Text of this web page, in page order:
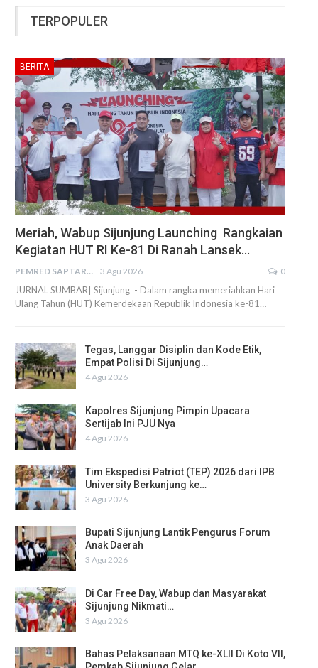
TERPOPULER
BERITA
Meriah, Wabup Sijunjung Launching Rangkaian
Kegiatan HUT RI Ke-81 Di Ranah Lansek…
PEMRED SAPTARIUS 3 Agu 2026 0
JURNAL SUMBAR| Sijunjung - Dalam rangka memeriahkan Hari
Ulang Tahun (HUT) Kemerdekaan Republik Indonesia ke-81…
Tegas, Langgar Disiplin dan Kode Etik,
Empat Polisi Di Sijunjung…
4 Agu 2026
Kapolres Sijunjung Pimpin Upacara
Sertijab Ini PJU Nya
4 Agu 2026
Tim Ekspedisi Patriot (TEP) 2026 dari IPB
University Berkunjung ke…
3 Agu 2026
Bupati Sijunjung Lantik Pengurus Forum
Anak Daerah
3 Agu 2026
Di Car Free Day, Wabup dan Masyarakat
Sijunjung Nikmati…
3 Agu 2026
Bahas Pelaksanaan MTQ ke-XLII Di Koto VII,